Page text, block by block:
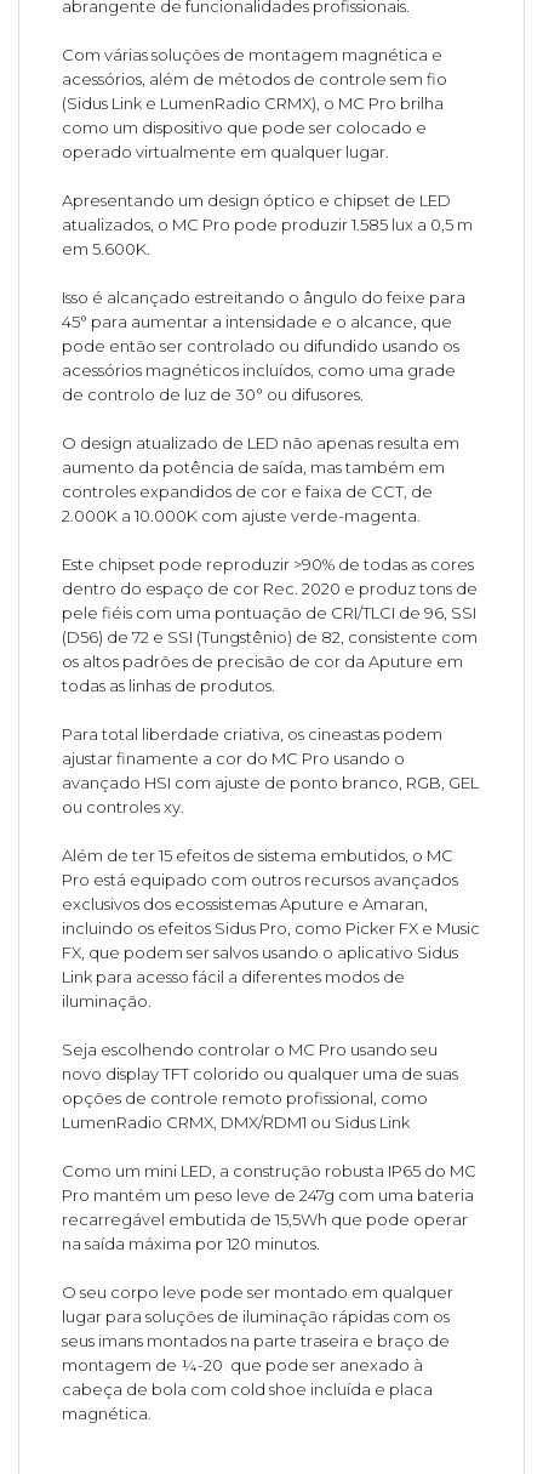
abrangente de funcionalidades profissionais.
Com várias soluções de montagem magnética e
acessórios, além de métodos de controle sem fio
(Sidus Link e LumenRadio CRMX), o MC Pro brilha
como um dispositivo que pode ser colocado e
operado virtualmente em qualquer lugar.
Apresentando um design óptico e chipset de LED
atualizados, o MC Pro pode produzir 1.585 lux a 0,5 m
em 5.600K.
Isso é alcançado estreitando o ângulo do feixe para
45° para aumentar a intensidade e o alcance, que
pode então ser controlado ou difundido usando os
acessórios magnéticos incluídos, como uma grade
de controlo de luz de 30° ou difusores.
O design atualizado de LED não apenas resulta em
aumento da potência de saída, mas também em
controles expandidos de cor e faixa de CCT, de
2.000K a 10.000K com ajuste verde-magenta.
Este chipset pode reproduzir >90% de todas as cores
dentro do espaço de cor Rec. 2020 e produz tons de
pele fiéis com uma pontuação de CRI/TLCI de 96, SSI
(D56) de 72 e SSI (Tungstênio) de 82, consistente com
os altos padrões de precisão de cor da Aputure em
todas as linhas de produtos.
Para total liberdade criativa, os cineastas podem
ajustar finamente a cor do MC Pro usando o
avançado HSI com ajuste de ponto branco, RGB, GEL
ou controles xy.
Além de ter 15 efeitos de sistema embutidos, o MC
Pro está equipado com outros recursos avançados
exclusivos dos ecossistemas Aputure e Amaran,
incluindo os efeitos Sidus Pro, como Picker FX e Music
FX, que podem ser salvos usando o aplicativo Sidus
Link para acesso fácil a diferentes modos de
iluminação.
Seja escolhendo controlar o MC Pro usando seu
novo display TFT colorido ou qualquer uma de suas
opções de controle remoto profissional, como
LumenRadio CRMX, DMX/RDM1 ou Sidus Link
Como um mini LED, a construção robusta IP65 do MC
Pro mantém um peso leve de 247g com uma bateria
recarregável embutida de 15,5Wh que pode operar
na saída máxima por 120 minutos.
O seu corpo leve pode ser montado em qualquer
lugar para soluções de iluminação rápidas com os
seus imans montados na parte traseira e braço de
montagem de ¼-20 que pode ser anexado à
cabeça de bola com cold shoe incluída e placa
magnética.